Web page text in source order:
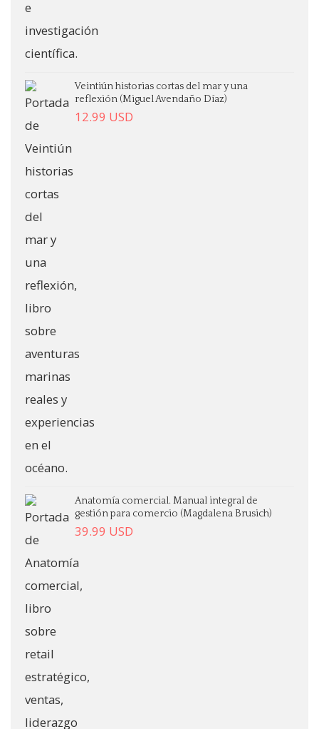
Veintiún historias cortas del mar y una
reflexión (Miguel Avendaño Díaz)
12.99 USD
Anatomía comercial. Manual integral de
gestión para comercio (Magdalena Brusich)
39.99 USD